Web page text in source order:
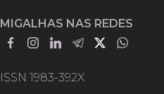
MIGALHAS NAS REDES
ISSN 1983-392X